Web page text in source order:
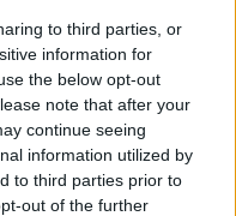
to third parties, or
information for
the below opt-out
note that after your
continue seeing
information utilized by
to third parties prior to
out of the further